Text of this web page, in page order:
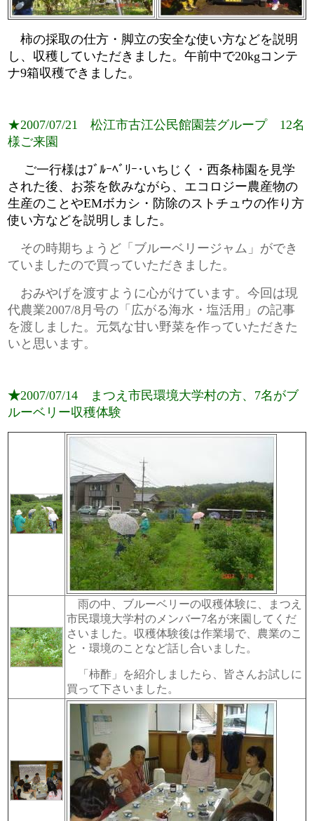
柿の採取の仕方・脚立の安全な使い方などを説明
し、収穫していただきました。午前中で20kgコンテ
ナ9箱収穫できました。
★2007/07/21 松江市古江公民館園芸グループ 12名
様ご来園
ご一行様はﾌﾞﾙｰﾍﾞﾘｰ･いちじく・西条柿園を見学
された後、お茶を飲みながら、エコロジー農産物の
生産のことやEMボカシ・防除のストチュウの作り方
使い方などを説明しました。
その時期ちょうど「ブルーベリージャム」ができ
ていましたので買っていただきました。
おみやげを渡すように心がけています。今回は現
代農業2007/8月号の「広がる海水・塩活用」の記事
を渡しました。元気な甘い野菜を作っていただきた
いと思います。
★2007/07/14 まつえ市民環境大学村の方、7名がブ
ルーベリー収穫体験
雨の中、ブルーベリーの収穫体験に、まつえ
市民環境大学村のメンバー7名が来園してくだ
さいました。収穫体験後は作業場で、農業のこ
と・環境のことなど話し合いました。
「柿酢」を紹介しましたら、皆さんお試しに
買って下さいました。